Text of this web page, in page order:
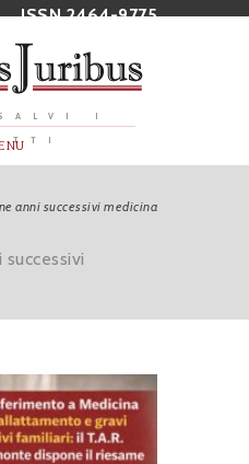
ISSN 2464-9775
I
anni successivi medicina